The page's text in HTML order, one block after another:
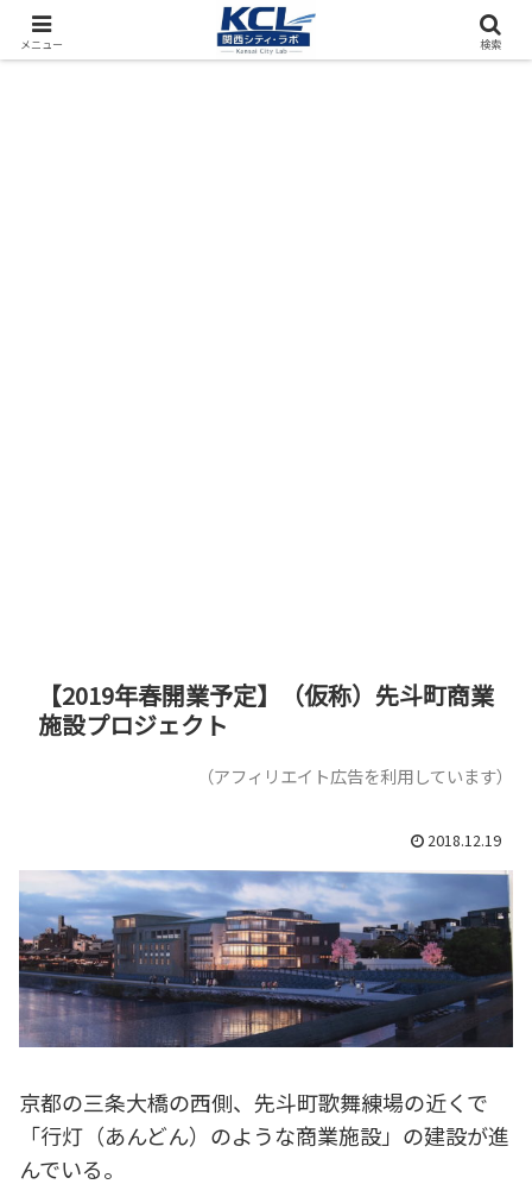
都市再開発をフィールド調査（累計アクセス数4000万PV）
【2019年春開業予定】（仮称）先斗町商業
施設プロジェクト
（アフィリエイト広告を利用しています）
2018.12.19
京都の三条大橋の西側、先斗町歌舞練場の近くで
「行灯（あんどん）のような商業施設」の建設が進
んでいる。
メニュー 検索